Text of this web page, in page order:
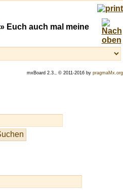
» Euch auch mal meine
mxBoard 2.3., © 2011-2016 by pragmaMx.org